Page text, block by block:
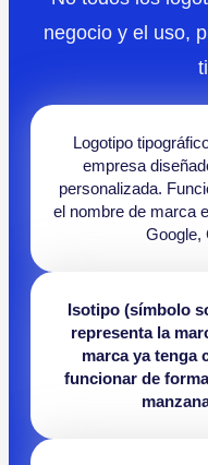
negocio y el uso,
Logotipo
empresa
personalizada.
el nombre de marca
Google,
Isotipo (símbolo
representa la
marca ya tenga
funcionar de